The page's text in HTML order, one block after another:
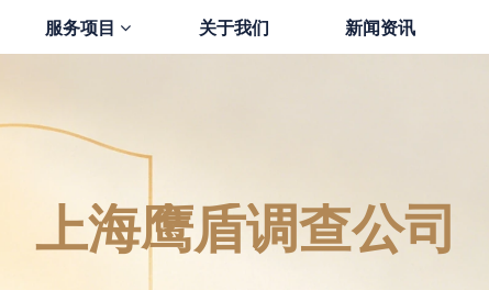
服务项目 关于我们 新闻资讯
上海鹰盾调查公司